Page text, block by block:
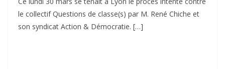
le collectif Questions de classe(s) par M. René Chiche et
son syndicat Action & Démocratie. […]